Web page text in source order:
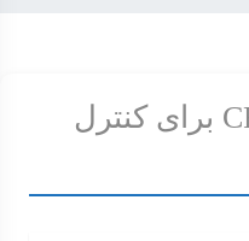
15 نرخ طلایی در CRM برای کنترل